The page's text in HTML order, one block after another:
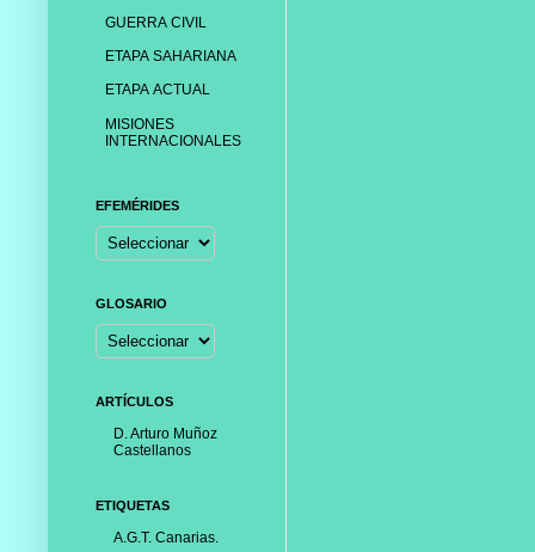
GUERRA CIVIL
ETAPA SAHARIANA
ETAPA ACTUAL
MISIONES
INTERNACIONALES
EFEMÉRIDES
GLOSARIO
ARTÍCULOS
D. Arturo Muñoz
Castellanos
ETIQUETAS
A.G.T. Canarias.